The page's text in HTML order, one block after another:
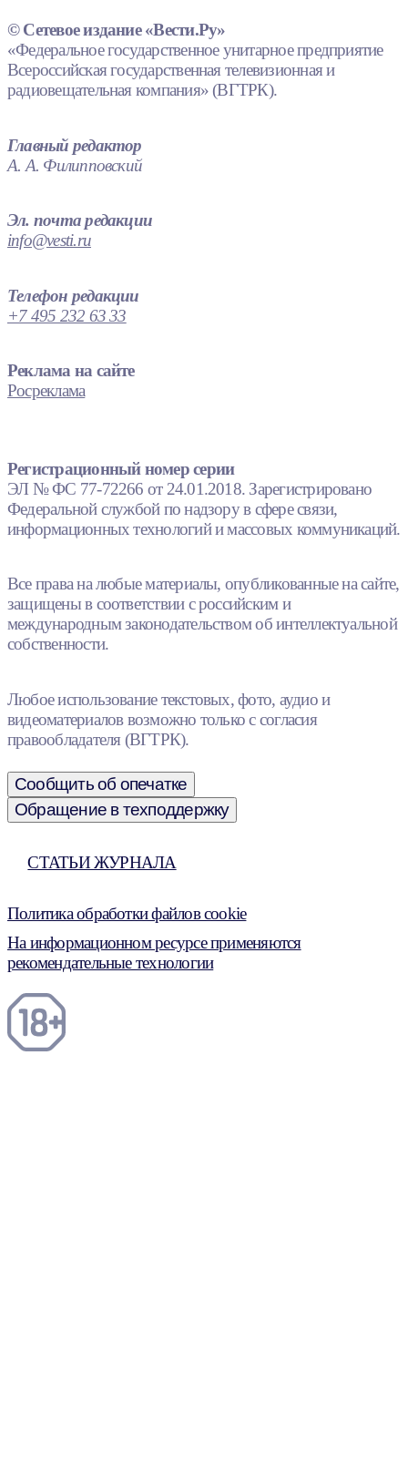
© Сетевое издание «Вести.Ру»
«Федеральное государственное унитарное предприятие
Всероссийская государственная телевизионная и
радиовещательная компания» (ВГТРК).
Главный редактор
А. А. Филипповский
Эл. почта редакции
info@vesti.ru
Телефон редакции
+7 495 232 63 33
Реклама на сайте
Росреклама
Регистрационный номер серии
ЭЛ № ФС 77-72266 от 24.01.2018. Зарегистрировано
Федеральной службой по надзору в сфере связи,
информационных технологий и массовых коммуникаций.
Все права на любые материалы, опубликованные на сайте,
защищены в соответствии с российским и
международным законодательством об интеллектуальной
собственности.
Любое использование текстовых, фото, аудио и
видеоматериалов возможно только с согласия
правообладателя (ВГТРК).
Сообщить об опечатке
Обращение в техподдержку
СТАТЬИ ЖУРНАЛА
Политика обработки файлов cookie
На информационном ресурсе применяются
рекомендательные технологии